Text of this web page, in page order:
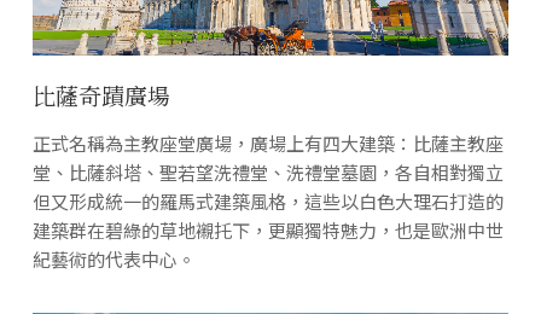
比薩奇蹟廣場
正式名稱為主教座堂廣場，廣場上有四大建築：比薩主教座
堂、比薩斜塔、聖若望洗禮堂、洗禮堂墓園，各自相對獨立
但又形成統一的羅馬式建築風格，這些以白色大理石打造的
建築群在碧綠的草地襯托下，更顯獨特魅力，也是歐洲中世
紀藝術的代表中心。